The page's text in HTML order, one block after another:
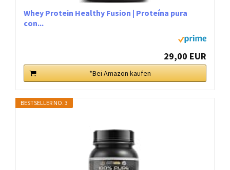
Whey Protein Healthy Fusion | Proteína pura
con...
29,00 EUR
*Bei Amazon kaufen
BESTSELLER NO. 3